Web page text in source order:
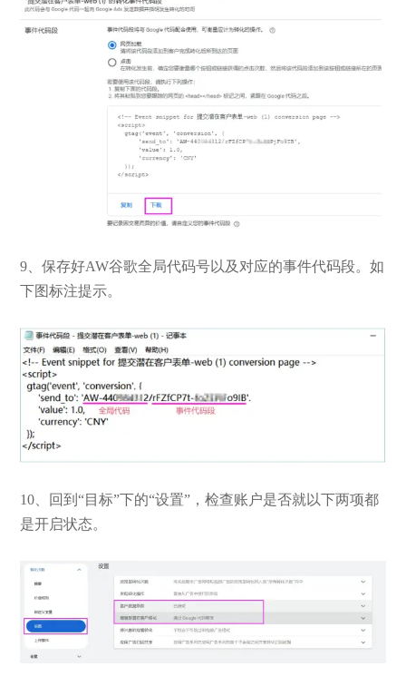
9、保存好AW谷歌全局代码号以及对应的事件代码段。如
下图标注提示。
10、回到“目标”下的“设置”，检查账户是否就以下两项都
是开启状态。